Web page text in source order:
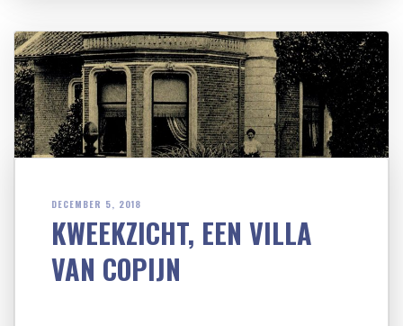
DECEMBER 5, 2018
KWEEKZICHT, EEN VILLA
VAN COPIJN